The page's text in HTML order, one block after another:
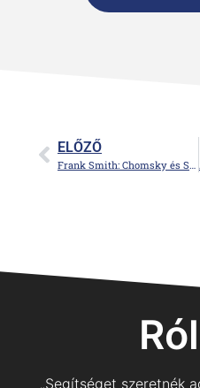
ELŐZŐ
Frank Smith: Chomsky és Skinner vitája az emberi nyelv természetéről
„Segítséget szeretnék